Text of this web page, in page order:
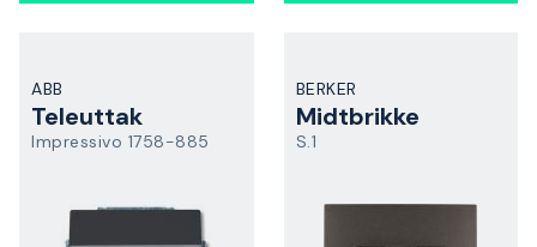
ABB
Teleuttak
Impressivo 1758-885
BERKER
Midtbrikke
S.1